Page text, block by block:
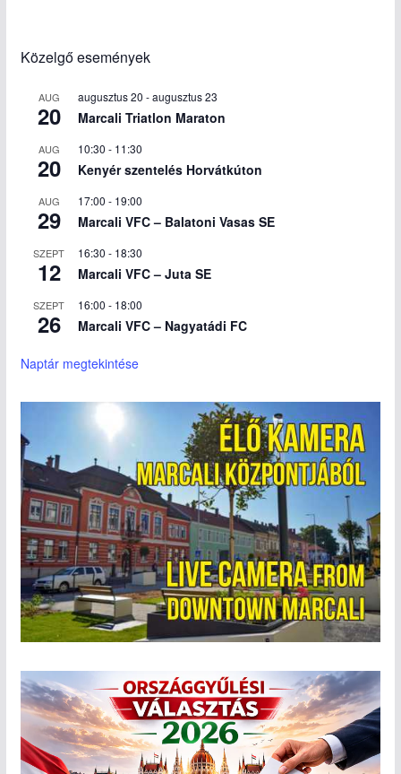
Közelgő események
AUG
20
augusztus 20 -augusztus 23
Marcali Triatlon Maraton
AUG
20
10:30 - 11:30
Kenyér szentelés Horvátkúton
AUG
29
17:00 - 19:00
Marcali VFC – Balatoni Vasas SE
SZEPT
12
16:30 - 18:30
Marcali VFC – Juta SE
SZEPT
26
16:00 - 18:00
Marcali VFC – Nagyatádi FC
Naptár megtekintése